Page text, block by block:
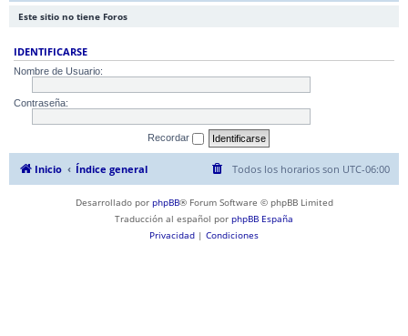
Este sitio no tiene Foros
IDENTIFICARSE
Nombre de Usuario:
Contraseña:
Recordar
Inicio Índice general Todos los horarios son UTC-06:00
Desarrollado por phpBB® Forum Software © phpBB Limited
Traducción al español por phpBB España
Privacidad | Condiciones